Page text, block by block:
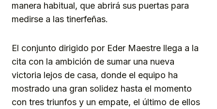
manera habitual, que abrirá sus puertas para
medirse a las tinerfeñas.
El conjunto dirigido por Eder Maestre llega a la
cita con la ambición de sumar una nueva
victoria lejos de casa, donde el equipo ha
mostrado una gran solidez hasta el momento
con tres triunfos y un empate, el último de ellos